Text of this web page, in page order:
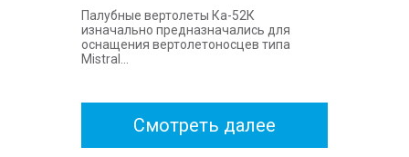
Палубные вертолеты Ка-52К
изначально предназначались для
оснащения вертолетоносцев типа
Mistral...
Смотреть далее